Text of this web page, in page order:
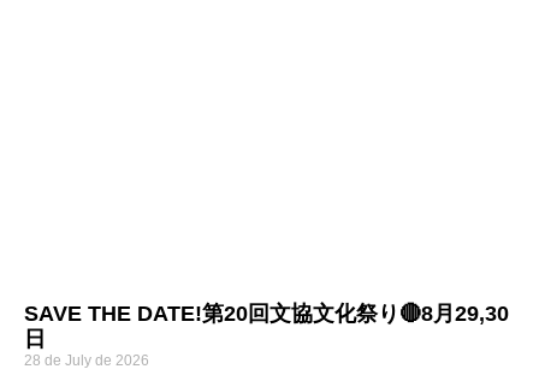
SAVE THE DATE!第20回文協文化祭り🔴8月29,30
日
28 de July de 2026